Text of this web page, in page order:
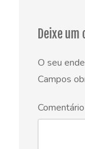
Deixe
O seu
Campos
Comentário